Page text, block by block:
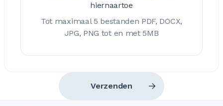
hiernaartoe
Tot maximaal 5 bestanden PDF, DOCX,
JPG, PNG tot en met 5MB
Verzenden